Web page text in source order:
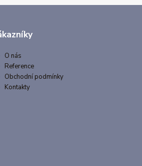
O nás
Reference
Obchodní podmínky
Kontakty